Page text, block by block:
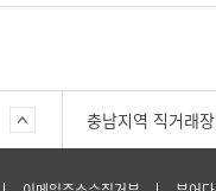
충남지역 직거래